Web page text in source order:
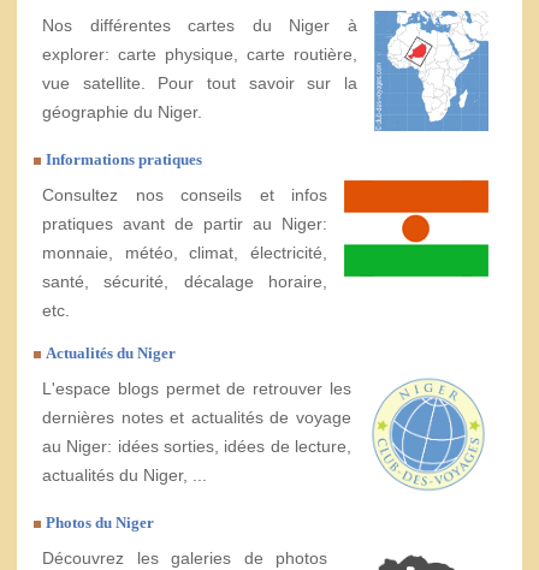
Nos différentes cartes du Niger à
explorer: carte physique, carte routière,
vue satellite. Pour tout savoir sur la
géographie du Niger.
Informations pratiques
Consultez nos conseils et infos
pratiques avant de partir au Niger:
monnaie, météo, climat, électricité,
santé, sécurité, décalage horaire,
etc.
Actualités du Niger
L'espace blogs permet de retrouver les
dernières notes et actualités de voyage
au Niger: idées sorties, idées de lecture,
actualités du Niger, ...
Photos du Niger
Découvrez les galeries de photos